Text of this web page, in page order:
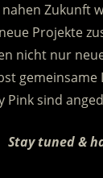
Zukunft
Projekte
nicht nur
gemeinsame
Pink sind
Stay tuned &